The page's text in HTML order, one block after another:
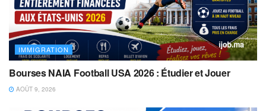
IMMIGRATION
Bourses NAIA Football USA 2026 : Étudier et Jouer
AOÛT 9, 2026